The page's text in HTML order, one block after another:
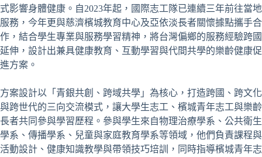
式影響身體健康。自2023年起，國際志工隊已連續三年前往當地
服務，今年更與慈濟檳城教育中心及亞依淡長者關懷據點攜手合
作，結合學生專業與服務學習精神，將台灣偏鄉的服務經驗跨國
延伸，設計出兼具健康教育、互動學習與代間共學的樂齡健康促
進方案。
方案設計以「青銀共創、跨域共學」為核心，打造跨國、跨文化
與跨世代的三向交流模式，讓大學生志工、檳城青年志工與樂齡
長者共同參與學習歷程。參與學生來自物理治療學系、公共衛生
學系、傳播學系、兒童與家庭教育學系等領域，他們負責課程與
活動設計、健康知識教學與帶領技巧培訓，同時指導檳城青年志